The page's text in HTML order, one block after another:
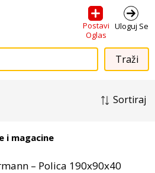
Postavi
Oglas
Uloguj Se
Sortiraj
i magacine
– Polica 190x90x40